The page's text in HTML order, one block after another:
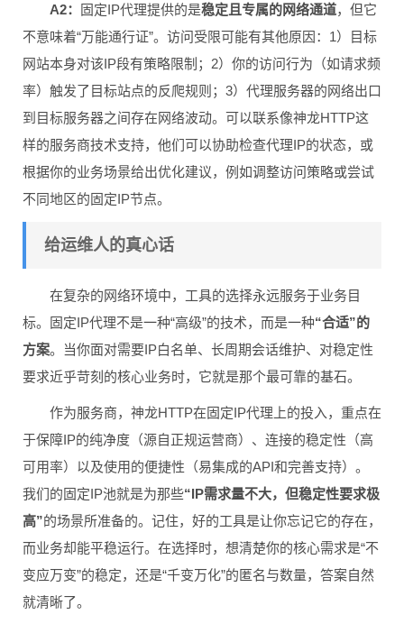
A2： 固定IP代理提供的是稳定且专属的网络通道，但它
不意味着“万能通行证”。访问受限可能有其他原因：1）目标
网站本身对该IP段有策略限制；2）你的访问行为（如请求频
率）触发了目标站点的反爬规则；3）代理服务器的网络出口
到目标服务器之间存在网络波动。可以联系像神龙HTTP这
样的服务商技术支持，他们可以协助检查代理IP的状态，或
根据你的业务场景给出优化建议，例如调整访问策略或尝试
不同地区的固定IP节点。
给运维人的真心话
在复杂的网络环境中，工具的选择永远服务于业务目
标。固定IP代理不是一种“高级”的技术，而是一种“合适”的
方案。当你面对需要IP白名单、长周期会话维护、对稳定性
要求近乎苛刻的核心业务时，它就是那个最可靠的基石。
作为服务商，神龙HTTP在固定IP代理上的投入，重点在
于保障IP的纯净度（源自正规运营商）、连接的稳定性（高
可用率）以及使用的便捷性（易集成的API和完善支持）。
我们的固定IP池就是为那些“IP需求量不大，但稳定性要求极
高”的场景所准备的。记住，好的工具是让你忘记它的存在，
而业务却能平稳运行。在选择时，想清楚你的核心需求是“不
变应万变”的稳定，还是“千变万化”的匿名与数量，答案自然
就清晰了。